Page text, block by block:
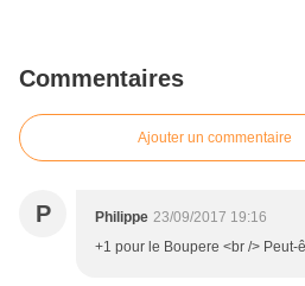
Commentaires
Ajouter un commentaire
P Philippe 23/09/2017 19:16
+1 pour le Boupere <br /> Peut-